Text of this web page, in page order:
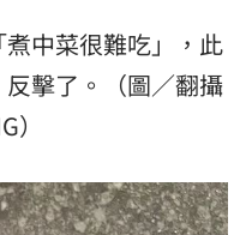
中菜很難吃」，此
擊了。（圖／翻攝